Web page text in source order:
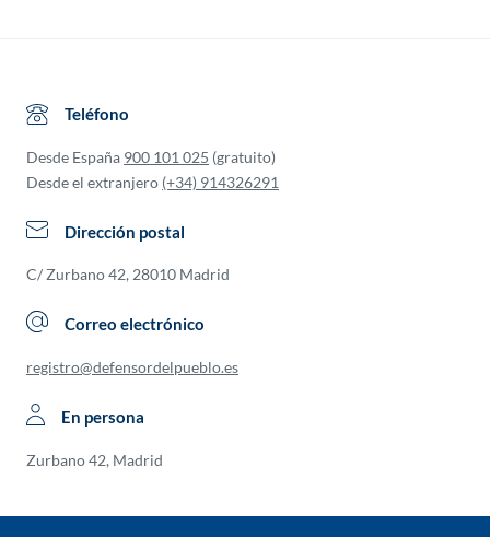
Teléfono
Desde España 900 101 025 (gratuito)
Desde el extranjero (+34) 914326291
Dirección postal
C/ Zurbano 42, 28010 Madrid
Correo electrónico
registro@defensordelpueblo.es
En persona
Zurbano 42, Madrid